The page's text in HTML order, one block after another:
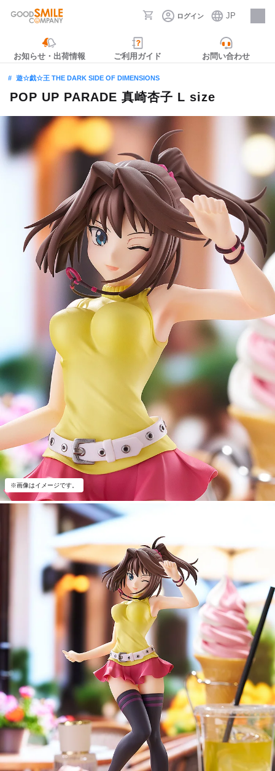
ログイン JP
採用情報
お知らせ・出荷情報 ご利用ガイド お問い合わせ
遊☆戯☆王 THE DARK SIDE OF DIMENSIONS
POP UP PARADE 真崎杏子 L size
※画像はイメージです。